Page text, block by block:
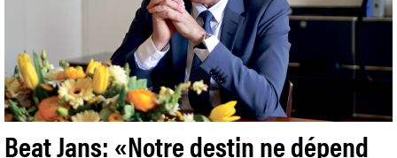
Beat Jans: «Notre destin ne dépend